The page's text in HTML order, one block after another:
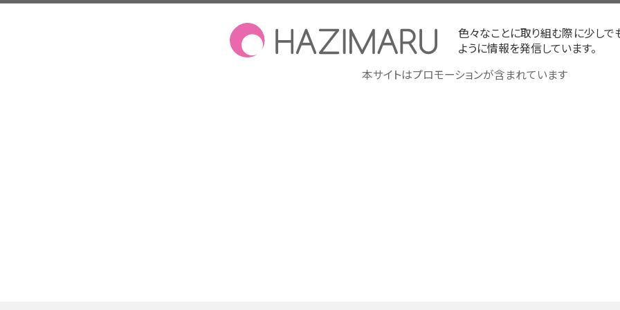
色々なことに取り組む際に少し
ように情報を発信しています。